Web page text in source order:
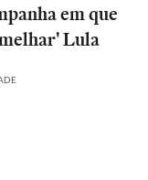
em que
Lula